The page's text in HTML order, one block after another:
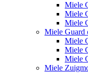
Miele
Miele
Miele
Miele Guard
Miele
Miele
Miele
Miele